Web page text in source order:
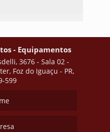
- Equipamentos
3676 - Sala 02 -
Foz do Iguaçu - PR,
599